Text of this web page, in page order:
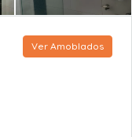
Ver Amoblados